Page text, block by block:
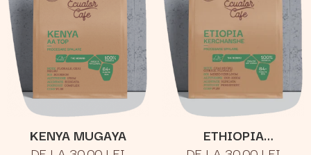
KENYA MUGAYA
ETHIOPIA